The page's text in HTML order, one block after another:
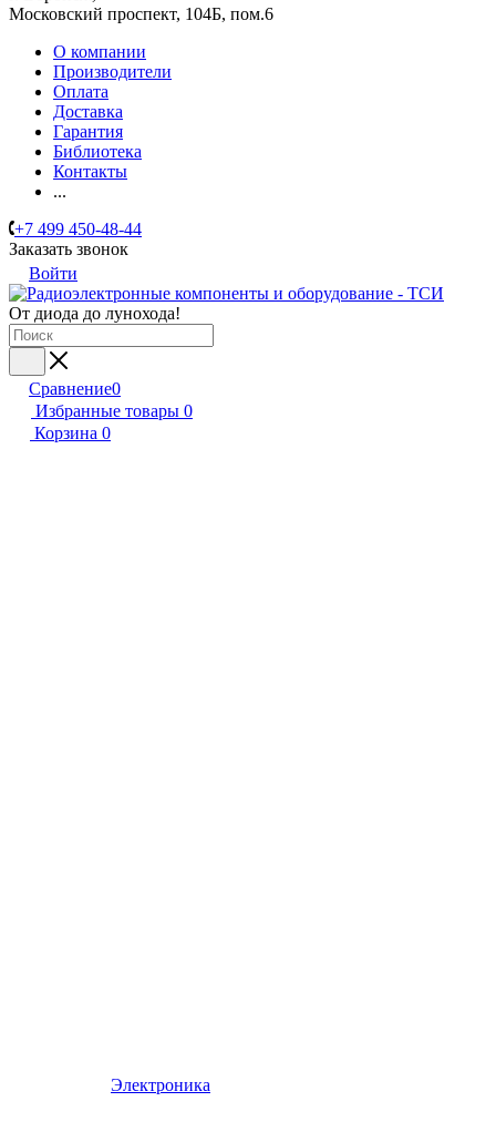
​Московский проспект, 104Б, пом.6
О компании
Производители
Оплата
Доставка
Гарантия
Библиотека
Контакты
...
+7 499 450-48-44
Заказать звонок
Войти
От диода до лунохода!
Сравнение0
Избранные товары 0
Корзина 0
Электроника